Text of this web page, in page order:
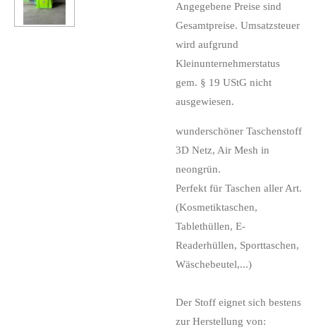
Angegebene Preise sind
Gesamtpreise. Umsatzsteuer
wird aufgrund
Kleinunternehmerstatus
gem. § 19 UStG nicht
ausgewiesen.
wunderschöner Taschenstoff
3D Netz, Air Mesh in
neongrün.
Perfekt für Taschen aller Art.
(Kosmetiktaschen,
Tablethüllen, E-
Readerhüllen, Sporttaschen,
Wäschebeutel,...)
Der Stoff eignet sich bestens
zur Herstellung von: